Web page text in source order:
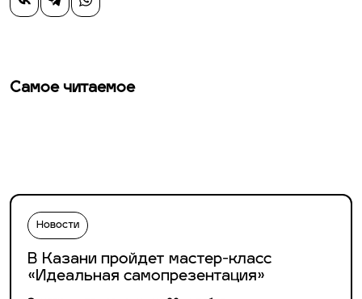
Самое читаемое
Новости
В Казани пройдет мастер-класс
«Идеальная самопрезентация»